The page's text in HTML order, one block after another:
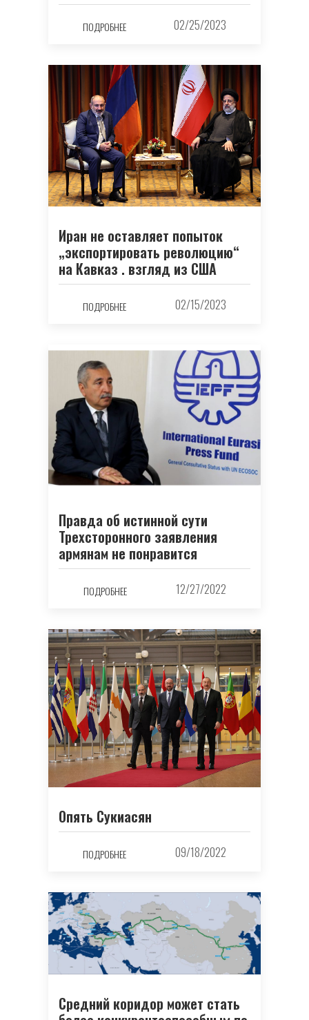
ПОДРОБНЕЕ 02/25/2023
Иран не оставляет попыток
„экспортировать революцию“
на Кавказ . взгляд из США
ПОДРОБНЕЕ 02/15/2023
Правда об истинной сути
Трехсторонного заявления
армянам не понравится
ПОДРОБНЕЕ 12/27/2022
Опять Сукиасян
ПОДРОБНЕЕ 09/18/2022
Средний коридор может стать